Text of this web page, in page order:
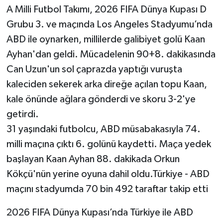
A Milli Futbol Takımı, 2026 FIFA Dünya Kupası D
Grubu 3. ve maçında Los Angeles Stadyumu’nda
ABD ile oynarken, millilerde galibiyet golü Kaan
Ayhan'dan geldi. Mücadelenin 90+8. dakikasında
Can Uzun'un sol çaprazda yaptığı vuruşta
kaleciden sekerek arka direğe açılan topu Kaan,
kale önünde ağlara gönderdi ve skoru 3-2'ye
getirdi.
31 yaşındaki futbolcu, ABD müsabakasıyla 74.
milli maçına çıktı 6. golünü kaydetti. Maça yedek
başlayan Kaan Ayhan 88. dakikada Orkun
Kökçü'nün yerine oyuna dahil oldu.Türkiye - ABD
maçını stadyumda 70 bin 492 taraftar takip etti
2026 FIFA Dünya Kupası’nda Türkiye ile ABD